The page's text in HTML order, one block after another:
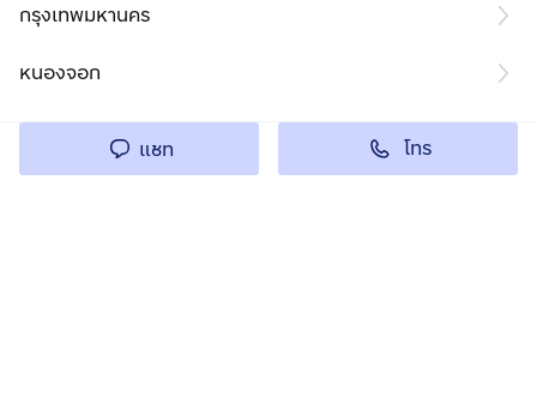
กรุงเทพมหานคร
หนองจอก
แชท โทร